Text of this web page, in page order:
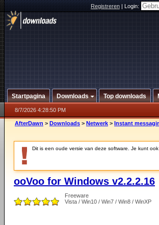
Registreren|Login:
Startpagina Downloads Top downloads
8/7/2026 4:28:50 PM
AfterDawn > Downloads > Netwerk > Instant
Dit is een oude versie van deze software. Je kunt
ooVoo for Windows v2.2.2.16
Freeware
Vista / Win10 / Win7 / Win8 / WinXP